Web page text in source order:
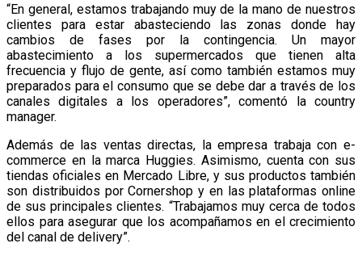
“En general, estamos trabajando muy de la mano de nuestros
clientes para estar abasteciendo las zonas donde hay
cambios de fases por la contingencia. Un mayor
abastecimiento a los supermercados que tienen alta
frecuencia y flujo de gente, así como también estamos muy
preparados para el consumo que se debe dar a través de los
canales digitales a los operadores”, comentó la country
manager.
Además de las ventas directas, la empresa trabaja con e-
commerce en la marca Huggies. Asimismo, cuenta con sus
tiendas oficiales en Mercado Libre, y sus productos también
son distribuidos por Cornershop y en las plataformas online
de sus principales clientes. “Trabajamos muy cerca de todos
ellos para asegurar que los acompañamos en el crecimiento
del canal de delivery”.